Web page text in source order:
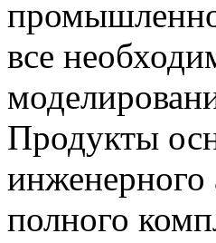
все
Продукты
инженерного
полного